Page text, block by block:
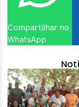
Compartilhar no
WhatsApp